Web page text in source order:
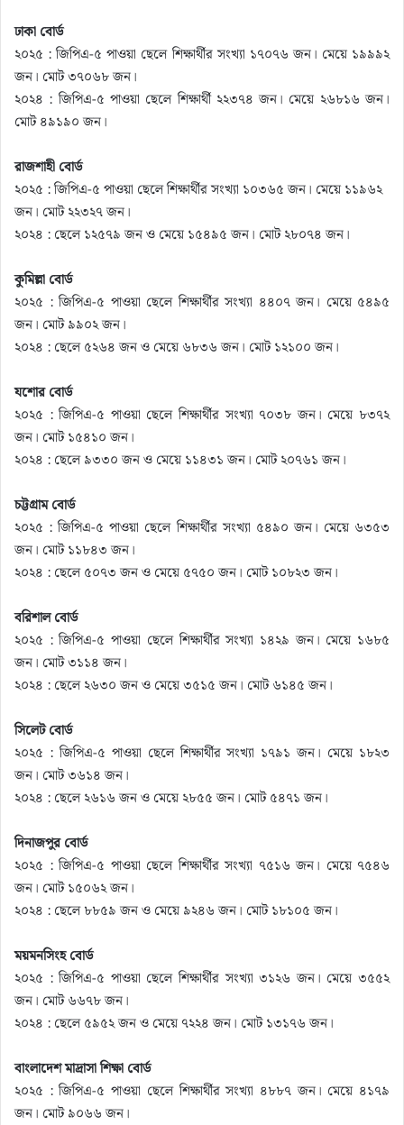
ঢাকা বোর্ড
২০২৫ : জিপিএ-৫ পাওয়া ছেলে শিক্ষার্থীর সংখ্যা ১৭০৭৬ জন। মেয়ে ১৯৯৯২
জন। মোট ৩৭০৬৮ জন।
২০২৪ : জিপিএ-৫ পাওয়া ছেলে শিক্ষার্থী ২২৩৭৪ জন। মেয়ে ২৬৮১৬ জন।
মোট ৪৯১৯০ জন।
রাজশাহী বোর্ড
২০২৫ : জিপিএ-৫ পাওয়া ছেলে শিক্ষার্থীর সংখ্যা ১০৩৬৫ জন। মেয়ে ১১৯৬২
জন। মোট ২২৩২৭ জন।
২০২৪ : ছেলে ১২৫৭৯ জন ও মেয়ে ১৫৪৯৫ জন। মোট ২৮০৭৪ জন।
কুমিল্লা বোর্ড
২০২৫ : জিপিএ-৫ পাওয়া ছেলে শিক্ষার্থীর সংখ্যা ৪৪০৭ জন। মেয়ে ৫৪৯৫
জন। মোট ৯৯০২ জন।
২০২৪ : ছেলে ৫২৬৪ জন ও মেয়ে ৬৮৩৬ জন। মোট ১২১০০ জন।
যশোর বোর্ড
২০২৫ : জিপিএ-৫ পাওয়া ছেলে শিক্ষার্থীর সংখ্যা ৭০৩৮ জন। মেয়ে ৮৩৭২
জন। মোট ১৫৪১০ জন।
২০২৪ : ছেলে ৯৩৩০ জন ও মেয়ে ১১৪৩১ জন। মোট ২০৭৬১ জন।
চট্টগ্রাম বোর্ড
২০২৫ : জিপিএ-৫ পাওয়া ছেলে শিক্ষার্থীর সংখ্যা ৫৪৯০ জন। মেয়ে ৬৩৫৩
জন। মোট ১১৮৪৩ জন।
২০২৪ : ছেলে ৫০৭৩ জন ও মেয়ে ৫৭৫০ জন। মোট ১০৮২৩ জন।
বরিশাল বোর্ড
২০২৫ : জিপিএ-৫ পাওয়া ছেলে শিক্ষার্থীর সংখ্যা ১৪২৯ জন। মেয়ে ১৬৮৫
জন। মোট ৩১১৪ জন।
২০২৪ : ছেলে ২৬৩০ জন ও মেয়ে ৩৫১৫ জন। মোট ৬১৪৫ জন।
সিলেট বোর্ড
২০২৫ : জিপিএ-৫ পাওয়া ছেলে শিক্ষার্থীর সংখ্যা ১৭৯১ জন। মেয়ে ১৮২৩
জন। মোট ৩৬১৪ জন।
২০২৪ : ছেলে ২৬১৬ জন ও মেয়ে ২৮৫৫ জন। মোট ৫৪৭১ জন।
দিনাজপুর বোর্ড
২০২৫ : জিপিএ-৫ পাওয়া ছেলে শিক্ষার্থীর সংখ্যা ৭৫১৬ জন। মেয়ে ৭৫৪৬
জন। মোট ১৫০৬২ জন।
২০২৪ : ছেলে ৮৮৫৯ জন ও মেয়ে ৯২৪৬ জন। মোট ১৮১০৫ জন।
ময়মনসিংহ বোর্ড
২০২৫ : জিপিএ-৫ পাওয়া ছেলে শিক্ষার্থীর সংখ্যা ৩১২৬ জন। মেয়ে ৩৫৫২
জন। মোট ৬৬৭৮ জন।
২০২৪ : ছেলে ৫৯৫২ জন ও মেয়ে ৭২২৪ জন। মোট ১৩১৭৬ জন।
বাংলাদেশ মাদ্রাসা শিক্ষা বোর্ড
২০২৫ : জিপিএ-৫ পাওয়া ছেলে শিক্ষার্থীর সংখ্যা ৪৮৮৭ জন। মেয়ে ৪১৭৯
জন। মোট ৯০৬৬ জন।